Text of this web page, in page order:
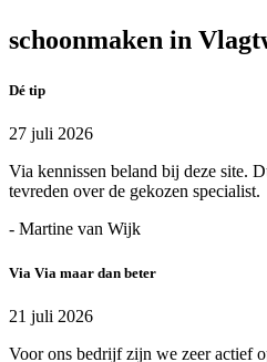
schoonmaken in
Dé tip
27 juli 2026
Via kennissen beland bij deze site.
tevreden over de gekozen specialist.
- Martine van Wijk
Via Via maar dan beter
21 juli 2026
Voor ons bedrijf zijn we zeer actief